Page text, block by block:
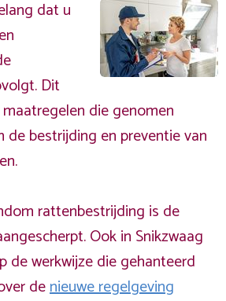
dat u
Dit
die genomen
de bestrijding en preventie van
rattenbestrijding is de
Ook in Snikzwaag
de werkwijze die gehanteerd
denieuwe regelgeving